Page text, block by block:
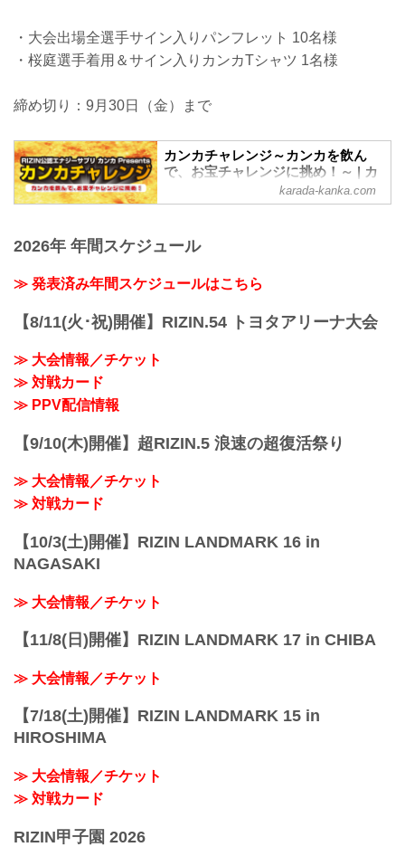
・大会出場全選手サイン入りパンフレット 10名様
・桜庭選手着用＆サイン入りカンカTシャツ 1名様
締め切り：9月30日（金）まで
カンカチャレンジ～カンカを飲ん
で、お宝チャレンジに挑め！～ | カ
ンカ総合情報サイト カラダ カンカ
～お宝プレゼントにチャレンジ！～お宝
ご注文》 キャペーン期間中、http://akalie
karada-kanka.com
2026年 年間スケジュール
≫ 発表済み年間スケジュールはこちら
【8/11(火･祝)開催】RIZIN.54 トヨタアリーナ大会
≫ 大会情報／チケット
≫ 対戦カード
≫ PPV配信情報
【9/10(木)開催】超RIZIN.5 浪速の超復活祭り
≫ 大会情報／チケット
≫ 対戦カード
【10/3(土)開催】RIZIN LANDMARK 16 in
NAGASAKI
≫ 大会情報／チケット
【11/8(日)開催】RIZIN LANDMARK 17 in CHIBA
≫ 大会情報／チケット
【7/18(土)開催】RIZIN LANDMARK 15 in
HIROSHIMA
≫ 大会情報／チケット
≫ 対戦カード
RIZIN甲子園 2026